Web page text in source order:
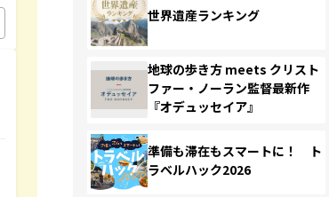
世界遺産ランキング
地球の歩き方 meets クリスト
ファー・ノーラン監督最新作
『オデュッセイア』
準備も滞在もスマートに！ ト
ラベルハック2026